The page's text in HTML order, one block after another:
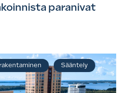
paranivat
Sääntely